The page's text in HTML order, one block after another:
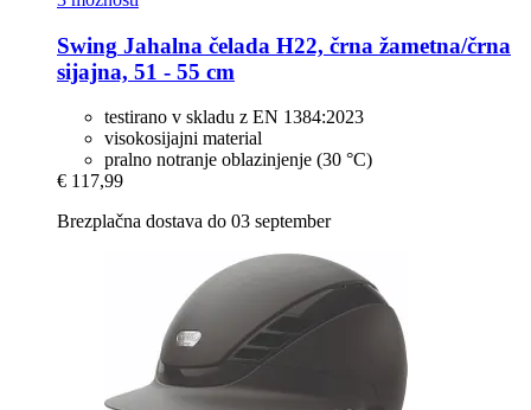
Swing Jahalna čelada H22, črna žametna/črna
sijajna, 51 -​ 55 cm
testirano v skladu z EN 1384:2023
visokosijajni material
pralno notranje oblazinjenje (30 °C)
€ 117,99
Brezplačna dostava do 03 september